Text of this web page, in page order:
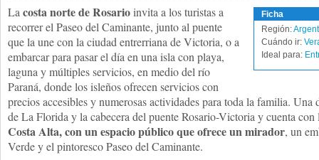
Ficha
Región:
Cuándo ir:
Ideal para:
La costa norte de Rosarioinvita a los turistas a
recorrer el Paseo del Caminante, junto al puente
que la une con la ciudad entrerriana de Victoria, o a
embarcar para pasar el día en una isla con playa,
laguna y múltiples servicios, en medio del río
Paraná, donde los isleños ofrecen servicios con
precios accesibles y numerosas actividades para toda la familia. Una
de La Florida y la cabecera del puente Rosario-Victoria y cuenta con
Costa Alta, con un espacio público que ofrece un mirador, un
Verde y el pintoresco Paseo del Caminante.